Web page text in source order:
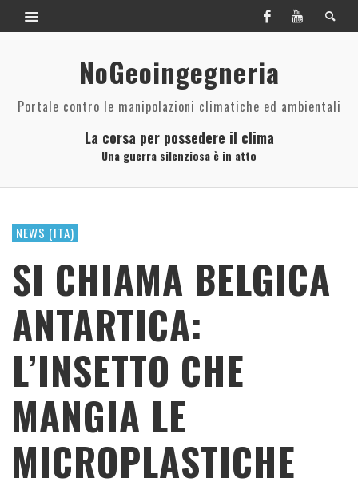
NoGeoingegneria
Portale contro le manipolazioni climatiche ed ambientali
La corsa per possedere il clima
Una guerra silenziosa è in atto
NEWS (ITA)
SI CHIAMA BELGICA
ANTARTICA:
L’INSETTO CHE
MANGIA LE
MICROPLASTICHE